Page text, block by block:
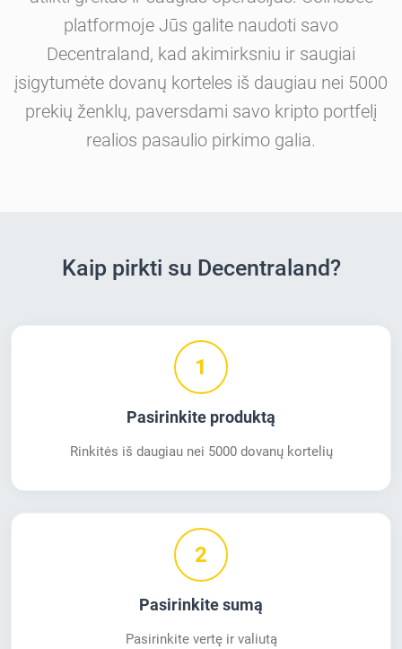
platformoje Jūs galite naudoti savo
Decentraland, kad akimirksniu ir saugiai
įsigytumėte dovanų korteles iš daugiau nei 5000
prekių ženklų, paversdami savo kripto portfelį
realios pasaulio pirkimo galia.
Kaip pirkti su Decentraland?
1
Pasirinkite produktą
Rinkitės iš daugiau nei 5000 dovanų kortelių
2
Pasirinkite sumą
Pasirinkite vertę ir valiutą